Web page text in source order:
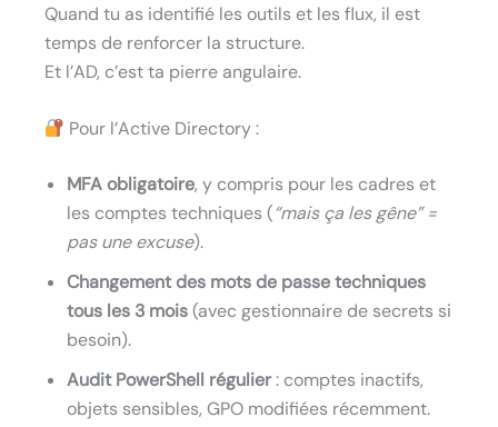
Quand tu as identifié les outils et les flux, il est
temps de renforcer la structure.
Et l’AD, c’est ta pierre angulaire.
Pour l’Active Directory :
MFA obligatoire, y compris pour les cadres et
les comptes techniques (“mais ça les gêne” =
pas une excuse).
Changement des mots de passe techniques
tous les 3 mois(avec gestionnaire de secrets si
besoin).
Audit PowerShell régulier: comptes inactifs,
objets sensibles, GPO modifiées récemment.